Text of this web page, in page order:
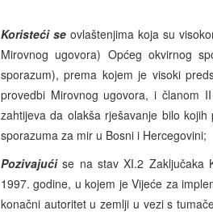
Koristeći se ovlaštenjima koja su
Mirovnog ugovora) Općeg okvirnog
sporazum), prema kojem je visoki
provedbi Mirovnog ugovora, i članom
zahtijeva da olakša rješavanje bilo
sporazuma za mir u Bosni i Hercegovini;
Pozivajućise na stav XI.2 Zaključaka
1997. godine, u kojem je Vijeće za
konačni autoritet u zemlji u vezi s